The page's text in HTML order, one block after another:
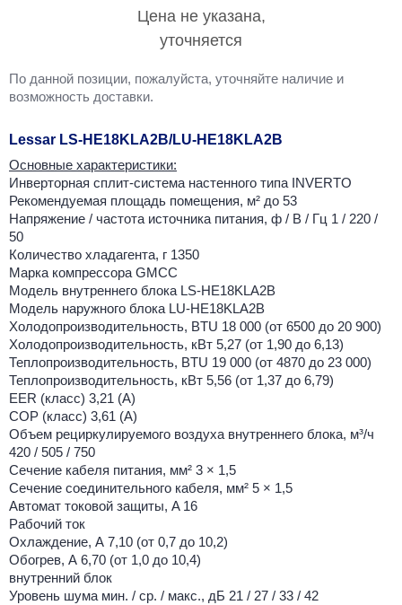
Цена не указана,
уточняется
По данной позиции, пожалуйста, уточняйте наличие и
возможность доставки.
Lessar LS-HE18KLA2B/LU-HE18KLA2B
Основные характеристики:
Инверторная сплит-система настенного типа INVERTO
Рекомендуемая площадь помещения, м² до 53
Напряжение / частота источника питания, ф / В / Гц 1 / 220 /
50
Количество хладагента, г 1350
Марка компрессора GMCC
Модель внутреннего блока LS-HE18KLA2B
Модель наружного блока LU-HE18KLA2B
Холодопроизводительность, BTU 18 000 (от 6500 до 20 900)
Холодопроизводительность, кВт 5,27 (от 1,90 до 6,13)
Теплопроизводительность, BTU 19 000 (от 4870 до 23 000)
Теплопроизводительность, кВт 5,56 (от 1,37 до 6,79)
EER (класс) 3,21 (А)
COP (класс) 3,61 (А)
Объем рециркулируемого воздуха внутреннего блока, м³/ч
420 / 505 / 750
Сечение кабеля питания, мм² 3 × 1,5
Сечение соединительного кабеля, мм² 5 × 1,5
Автомат токовой защиты, A 16
Рабочий ток
Охлаждение, А 7,10 (от 0,7 до 10,2)
Обогрев, А 6,70 (от 1,0 до 10,4)
внутренний блок
Уровень шума мин. / ср. / макс., дБ 21 / 27 / 33 / 42